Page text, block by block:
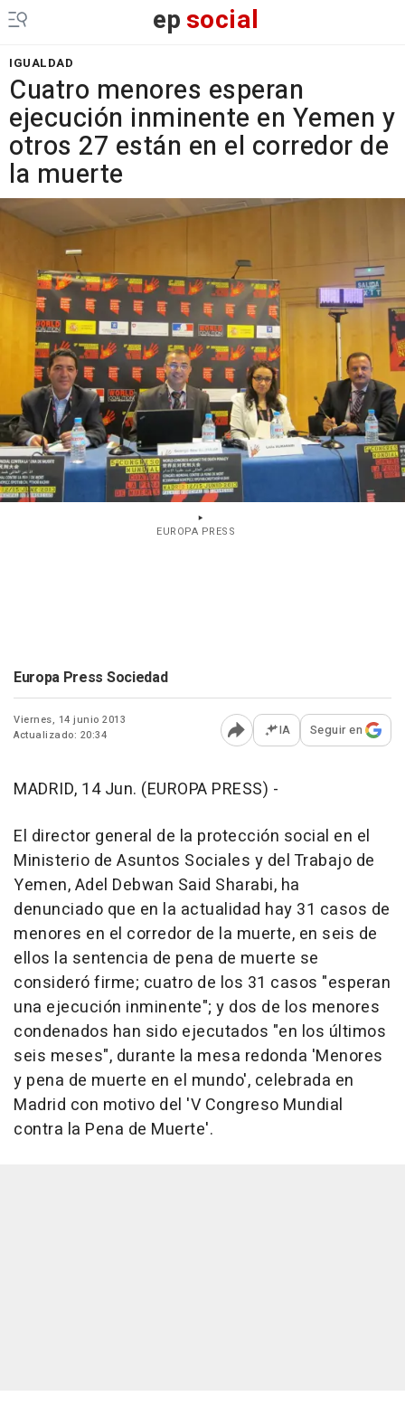
epsocial
IGUALDAD
Cuatro menores esperan
ejecución inminente en Yemen y
otros 27 están en el corredor de
la muerte
EUROPA PRESS
Europa Press Sociedad
Viernes, 14 junio 2013
Actualizado: 20:34
Abrir opciones para
IA Seguir en
MADRID, 14 Jun. (EUROPA PRESS) -
El director general de la protección social en el
Ministerio de Asuntos Sociales y del Trabajo de
Yemen, Adel Debwan Said Sharabi, ha
denunciado que en la actualidad hay 31 casos de
menores en el corredor de la muerte, en seis de
ellos la sentencia de pena de muerte se
consideró firme; cuatro de los 31 casos "esperan
una ejecución inminente"; y dos de los menores
condenados han sido ejecutados "en los últimos
seis meses", durante la mesa redonda 'Menores
y pena de muerte en el mundo', celebrada en
Madrid con motivo del 'V Congreso Mundial
contra la Pena de Muerte'.